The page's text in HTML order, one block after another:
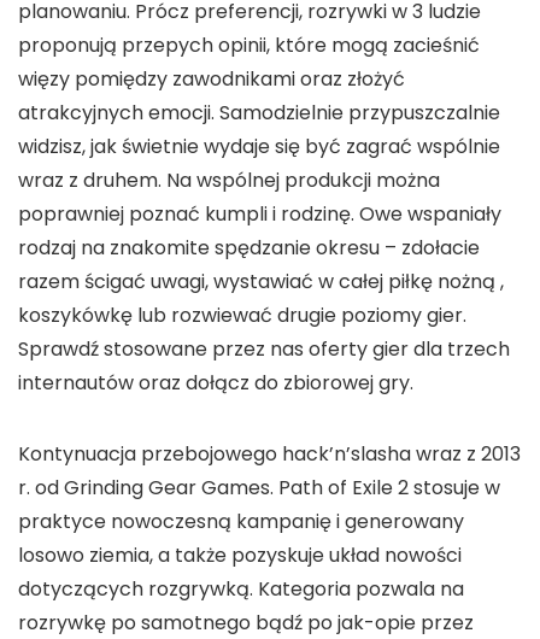
planowaniu. Prócz preferencji, rozrywki w 3 ludzie
proponują przepych opinii, które mogą zacieśnić
więzy pomiędzy zawodnikami oraz złożyć
atrakcyjnych emocji. Samodzielnie przypuszczalnie
widzisz, jak świetnie wydaje się być zagrać wspólnie
wraz z druhem. Na wspólnej produkcji można
poprawniej poznać kumpli i rodzinę. Owe wspaniały
rodzaj na znakomite spędzanie okresu – zdołacie
razem ścigać uwagi, wystawiać w całej piłkę nożną ,
koszykówkę lub rozwiewać drugie poziomy gier.
Sprawdź stosowane przez nas oferty gier dla trzech
internautów oraz dołącz do zbiorowej gry.
Kontynuacja przebojowego hack’n’slasha wraz z 2013
r. od Grinding Gear Games. Path of Exile 2 stosuje w
praktyce nowoczesną kampanię i generowany
losowo ziemia, a także pozyskuje układ nowości
dotyczących rozgrywką. Kategoria pozwala na
rozrywkę po samotnego bądź po jak-opie przez